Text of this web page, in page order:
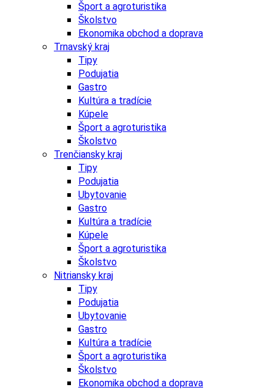
Šport a agroturistika
Školstvo
Ekonomika obchod a doprava
Trnavský kraj
Tipy
Podujatia
Gastro
Kultúra a tradície
Kúpele
Šport a agroturistika
Školstvo
Trenčiansky kraj
Tipy
Podujatia
Ubytovanie
Gastro
Kultúra a tradície
Kúpele
Šport a agroturistika
Školstvo
Nitriansky kraj
Tipy
Podujatia
Ubytovanie
Gastro
Kultúra a tradície
Šport a agroturistika
Školstvo
Ekonomika obchod a doprava